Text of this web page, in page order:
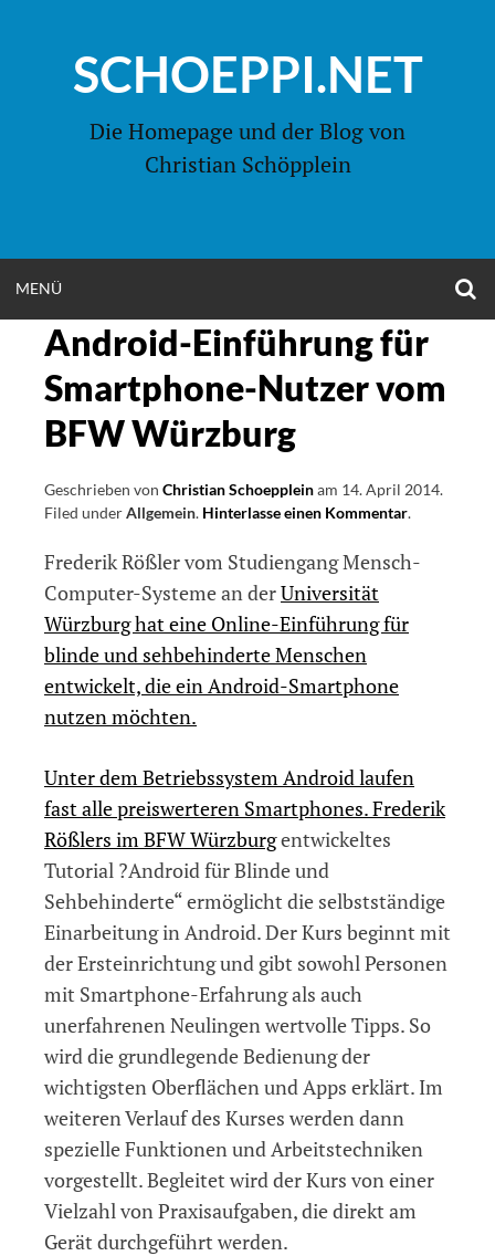
springenSCHOEPPI.NET
Die Homepage und der Blog von
Christian Schöpplein
MENÜ
MENU
Android-Einführung für
Smartphone-Nutzer vom
BFW Würzburg
Geschrieben von Christian Schoeppleinam 14. April 2014.
Filed underAllgemein. Hinterlasse einen Kommentaron
Einführung
Nutzer
.
Frederik Rößler vom Studiengang Mensch-
Computer-Systeme an derUniversität
Würzburg hat eine Online-Einführung für
blinde und sehbehinderte Menschen
entwickelt, die ein Android-Smartphone
nutzen möchten.
Unter dem Betriebssystem Android laufen
fast alle preiswerteren Smartphones. Frederik
Rößlers im BFW Würzburgentwickeltes
Tutorial ?Android für Blinde und
Sehbehinderte“ ermöglicht die selbstständige
Einarbeitung in Android. Der Kurs beginnt mit
der Ersteinrichtung und gibt sowohl Personen
mit Smartphone-Erfahrung als auch
unerfahrenen Neulingen wertvolle Tipps. So
wird die grundlegende Bedienung der
wichtigsten Oberflächen und Apps erklärt. Im
weiteren Verlauf des Kurses werden dann
spezielle Funktionen und Arbeitstechniken
vorgestellt. Begleitet wird der Kurs von einer
Vielzahl von Praxisaufgaben, die direkt am
Gerät durchgeführt werden.